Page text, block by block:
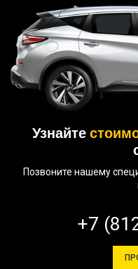
Узнайте
Позвоните нашему
+7